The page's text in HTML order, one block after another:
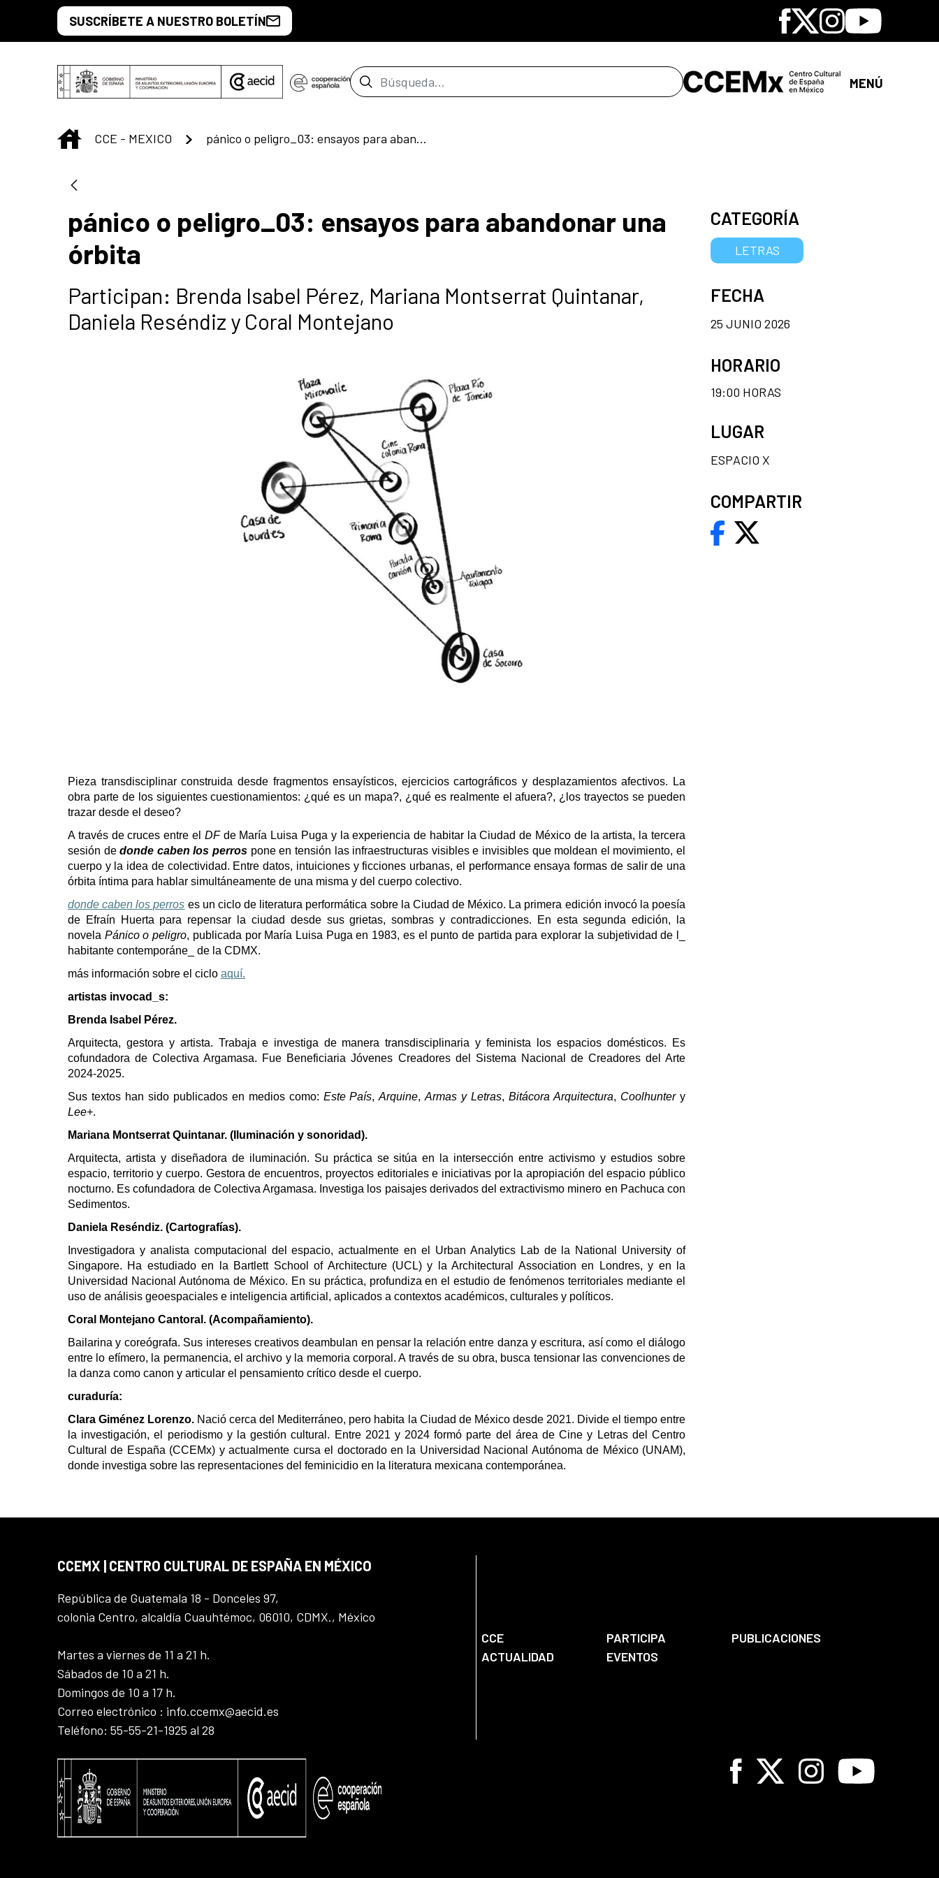
Saltar al contenido principal
SUSCRÍBETE A NUESTRO BOLETÍN Facebook
X Instagram
Youtube
Barra de búsqueda MENÚ
INICIO
CCE - MEXICO pánico o peligro_03: ensayos para abandonar una órbita
pánico o peligro_03: ensayos para abandonar una
órbita
Participan: Brenda Isabel Pérez, Mariana Montserrat Quintanar,
Daniela Reséndiz y Coral Montejano
Pieza transdisciplinar construida desde fragmentos ensayísticos, ejercicios cartográficos y desplazamientos afectivos. La
obra parte de los siguientes cuestionamientos: ¿qué es un mapa?, ¿qué es realmente el afuera?, ¿los trayectos se pueden
trazar desde el deseo?
A través de cruces entre el DFde María Luisa Puga y la experiencia de habitar la Ciudad de México de la artista, la tercera
sesión dedonde caben los perros pone en tensión las infraestructuras visibles e invisibles que moldean el movimiento, el
cuerpo y la idea de colectividad. Entre datos, intuiciones y ficciones urbanas, el performance ensaya formas de salir de una
órbita íntima para hablar simultáneamente de una misma y del cuerpo colectivo.
donde caben los perros es un ciclo de literatura performática sobre la Ciudad de México. La primera edición invocó la poesía
de Efraín Huerta para repensar la ciudad desde sus grietas, sombras y contradicciones. En esta segunda edición, la
novela Pánico o peligro, publicada por María Luisa Puga en 1983, es el punto de partida para explorar la subjetividad de l_
habitante contemporáne_ de la CDMX.
más información sobre el ciclo aquí.
artistas invocad_s:
Brenda Isabel Pérez.
Arquitecta, gestora y artista. Trabaja e investiga de manera transdisciplinaria y feminista los espacios domésticos. Es
cofundadora de Colectiva Argamasa. Fue Beneficiaria Jóvenes Creadores del Sistema Nacional de Creadores del Arte
2024-2025.
Sus textos han sido publicados en medios como: Este País,Arquine,Armas y Letras,Bitácora Arquitectura, Coolhuntery
Lee+.
Mariana Montserrat Quintanar. (Iluminación y sonoridad).
Arquitecta, artista y diseñadora de iluminación. Su práctica se sitúa en la intersección entre activismo y estudios sobre
espacio, territorio y cuerpo. Gestora de encuentros, proyectos editoriales e iniciativas por la apropiación del espacio público
nocturno. Es cofundadora de Colectiva Argamasa. Investiga los paisajes derivados del extractivismo minero en Pachuca con
Sedimentos.
Daniela Reséndiz. (Cartografías).
Investigadora y analista computacional del espacio, actualmente en el Urban Analytics Lab de la National University of
Singapore. Ha estudiado en la Bartlett School of Architecture (UCL) y la Architectural Association en Londres, y en la
Universidad Nacional Autónoma de México. En su práctica, profundiza en el estudio de fenómenos territoriales mediante el
uso de análisis geoespaciales e inteligencia artificial, aplicados a contextos académicos, culturales y políticos.
Coral Montejano Cantoral. (Acompañamiento).
Bailarina y coreógrafa. Sus intereses creativos deambulan en pensar la relación entre danza y escritura, así como el diálogo
entre lo efímero, la permanencia, el archivo y la memoria corporal. A través de su obra, busca tensionar las convenciones de
la danza como canon y articular el pensamiento crítico desde el cuerpo.
curaduría:
Clara Giménez Lorenzo. Nació cerca del Mediterráneo, pero habita la Ciudad de México desde 2021. Divide el tiempo entre
la investigación, el periodismo y la gestión cultural. Entre 2021 y 2024 formó parte del área de Cine y Letras del Centro
Cultural de España (CCEMx) y actualmente cursa el doctorado en la Universidad Nacional Autónoma de México (UNAM),
donde investiga sobre las representaciones del feminicidio en la literatura mexicana contemporánea.
CATEGORÍA
LETRAS
FECHA
25 JUNIO 2026
HORARIO
19:00 HORAS
LUGAR
ESPACIO X
COMPARTIR
CCEMX | CENTRO CULTURAL DE ESPAÑA EN MÉXICO
República de Guatemala 18 - Donceles 97,
colonia Centro, alcaldía Cuauhtémoc, 06010, CDMX., México
Martes a viernes de 11 a 21 h.
Sábados de 10 a 21 h.
Domingos de 10 a 17 h.
Correo electrónico : info.ccemx@aecid.es
Teléfono: 55-55-21-1925 al 28
CCE PARTICIPA
PUBLICACIONES
ACTUALIDAD
EVENTOS
Facebook
X InstagramYoutube